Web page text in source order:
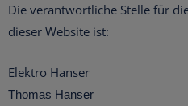
Die verantwortliche Stelle für
dieser Website ist:
Elektro Hanser
Thomas Hanser